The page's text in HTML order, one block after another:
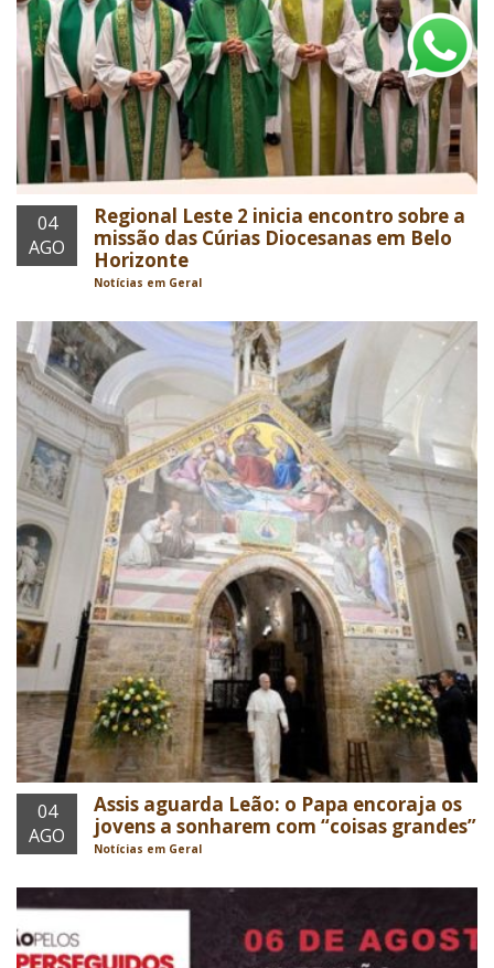
04
AGO
Regional Leste 2 inicia encontro sobre a
missão das Cúrias Diocesanas em Belo
Horizonte
Notícias em Geral
04
AGO
Assis aguarda Leão: o Papa encoraja os
jovens a sonharem com “coisas grandes”
Notícias em Geral